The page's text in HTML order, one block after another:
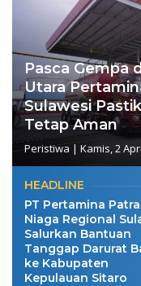
Pasca Gempa
Utara
Sulawesi
Tetap Aman
Peristiwa | Kamis, 2
HEADLINE
PT Pertamina Patra
Niaga Regional
Salurkan Bantuan
Tanggap Darurat
ke Kabupaten
Kepulauan Sitaro